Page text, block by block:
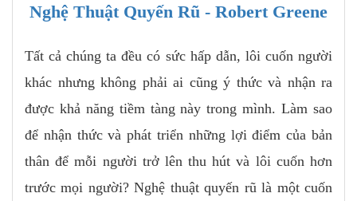
Nghệ Thuật Quyến Rũ - Robert Greene
Tất cả chúng ta đều có sức hấp dẫn, lôi cuốn người
khác nhưng không phải ai cũng ý thức và nhận ra
được khả năng tiềm tàng này trong mình. Làm sao
để nhận thức và phát triển những lợi điểm của bản
thân để mỗi người trở lên thu hút và lôi cuốn hơn
trước mọi người? Nghệ thuật quyến rũ là một cuốn